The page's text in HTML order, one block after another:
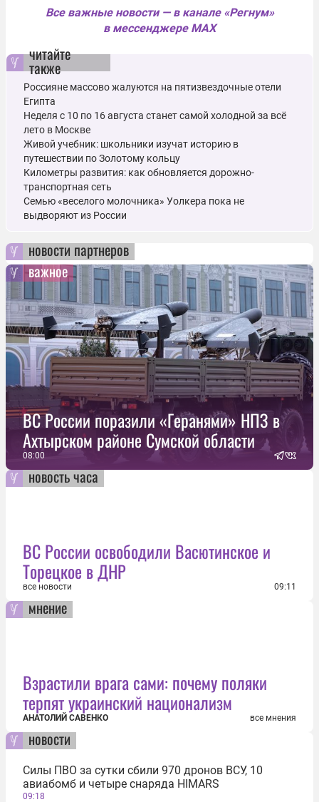
Все важные новости — в канале «Регнум»
в мессенджере MAX
читайте
также
Россияне массово жалуются на пятизвездочные отели
Египта
Неделя с 10 по 16 августа станет самой холодной за всё
лето в Москве
Живой учебник: школьники изучат историю в
путешествии по Золотому кольцу
Километры развития: как обновляется дорожно-
транспортная сеть
Семью «веселого молочника» Уолкера пока не
выдворяют из России
новости партнеров
важное
ВС России поразили «Геранями» НПЗ в
Ахтырском районе Сумской области
08:00
новость часа
ВС России освободили Васютинское и
Торецкое в ДНР
все новости 09:11
мнение
Взрастили врага сами: почему поляки
терпят украинский национализм
АНАТОЛИЙ САВЕНКО все мнения
новости
Силы ПВО за сутки сбили 970 дронов ВСУ, 10
авиабомб и четыре снаряда HIMARS
09:18